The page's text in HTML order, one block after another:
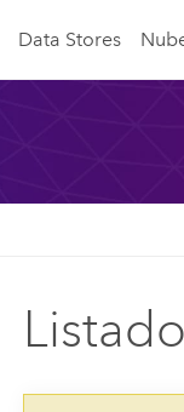
Data Stores